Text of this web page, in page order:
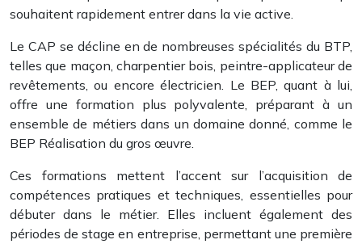
souhaitent rapidement entrer dans la vie active.
Le CAP se décline en de nombreuses spécialités du BTP,
telles que maçon, charpentier bois, peintre-applicateur de
revêtements, ou encore électricien. Le BEP, quant à lui,
offre une formation plus polyvalente, préparant à un
ensemble de métiers dans un domaine donné, comme le
BEP Réalisation du gros œuvre.
Ces formations mettent l’accent sur l’acquisition de
compétences pratiques et techniques, essentielles pour
débuter dans le métier. Elles incluent également des
périodes de stage en entreprise, permettant une première